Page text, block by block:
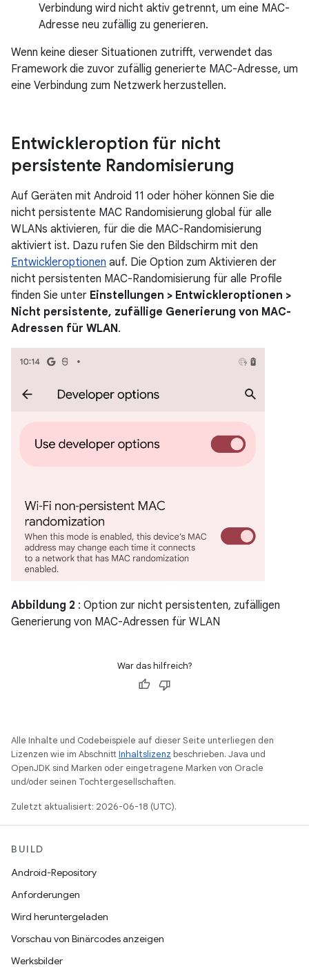
Verbindung wird nicht aktiv getrennt, um eine MAC-
Adresse neu zufällig zu generieren.
Wenn keine dieser Situationen zutrifft, verwendet das
Framework die zuvor zufällig generierte MAC-Adresse, um
eine Verbindung zum Netzwerk herzustellen.
Entwickleroption für nicht
persistente Randomisierung
Auf Geräten mit Android 11 oder höher können Sie die
nicht persistente MAC Randomisierung global für alle
WLANs aktivieren, für die die MAC-Randomisierung
aktiviert ist. Dazu rufen Sie den Bildschirm mit den
Entwickleroptionen auf. Die Option zum Aktivieren der
nicht persistenten MAC-Randomisierung für alle Profile
finden Sie unter Einstellungen > Entwickleroptionen >
Nicht persistente, zufällige Generierung von MAC-
Adressen für WLAN.
Abbildung 2 : Option zur nicht persistenten, zufälligen
Generierung von MAC-Adressen für WLAN
War das hilfreich?
Alle Inhalte und Codebeispiele auf dieser Seite unterliegen den
Lizenzen wie im AbschnittInhaltslizenz beschrieben. Java und
OpenJDK sind Marken oder eingetragene Marken von Oracle
und/oder seinen Tochtergesellschaften.
Zuletzt aktualisiert: 2026-06-18 (UTC).
BUILD
Android-Repository
Anforderungen
Wird heruntergeladen
Vorschau von Binärcodes anzeigen
Werksbilder